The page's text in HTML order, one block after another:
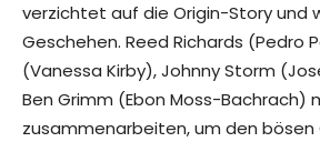
verzichtet auf die Origin-Story und
Geschehen. Reed Richards (Pedro
(Vanessa Kirby), Johnny Storm
Ben Grimm (Ebon Moss-Bachrach)
zusammenarbeiten, um den bösen